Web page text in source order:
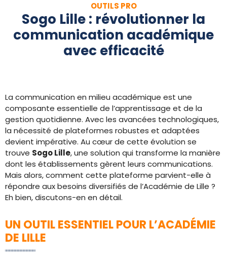
OUTILS PRO
Sogo Lille : révolutionner la
communication académique
avec efficacité
La communication en milieu académique est une
composante essentielle de l’apprentissage et de la
gestion quotidienne. Avec les avancées technologiques,
la nécessité de plateformes robustes et adaptées
devient impérative. Au cœur de cette évolution se
trouve Sogo Lille, une solution qui transforme la manière
dont les établissements gèrent leurs communications.
Mais alors, comment cette plateforme parvient-elle à
répondre aux besoins diversifiés de l’Académie de Lille ?
Eh bien, discutons-en en détail.
UN OUTIL ESSENTIEL POUR L’ACADÉMIE
DE LILLE